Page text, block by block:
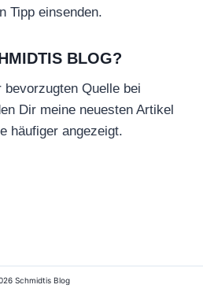
Tipp einsenden.
BLOG?
Quelle bei
Dir meine neuesten Artikel
häufiger angezeigt.
Schmidtis Blog